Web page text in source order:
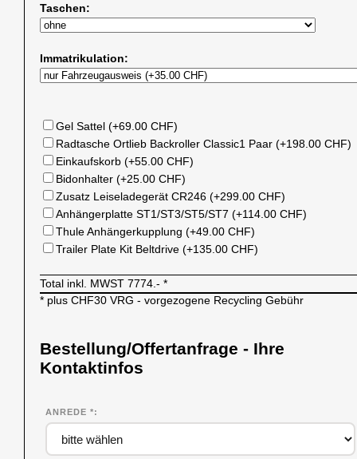
Taschen:
Immatrikulation:
Gel Sattel (+69.00 CHF)
Radtasche Ortlieb Backroller Classic1 Paar (+198.00 CHF)
Einkaufskorb (+55.00 CHF)
Bidonhalter (+25.00 CHF)
Zusatz Leiseladegerät CR246 (+299.00 CHF)
Anhängerplatte ST1/ST3/ST5/ST7 (+114.00 CHF)
Thule Anhängerkupplung (+49.00 CHF)
Trailer Plate Kit Beltdrive (+135.00 CHF)
Total inkl. MWST7774.- *
* plus CHF30 VRG - vorgezogene Recycling Gebühr
Bestellung/Offertanfrage - Ihre
Kontaktinfos
ANREDE *